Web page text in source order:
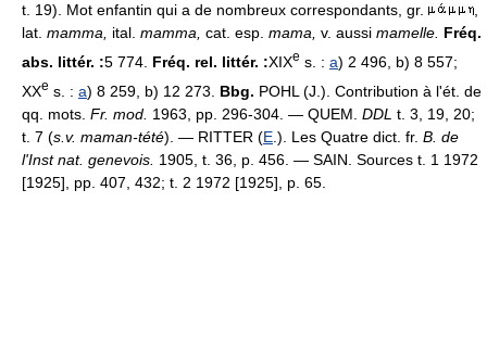
t. 19). Mot enfantin qui a de nombreux correspondants, gr.
,
lat. mamma, ital. mamma, cat. esp. mama, v. aussi mamelle. Fréq.
abs. littér. :5 774. Fréq. rel. littér. :XIXe s. : a) 2 496, b) 8 557;
XXe s. : a) 8 259, b) 12 273. Bbg. POHL (J.). Contribution à l'ét. de
qq. mots. Fr. mod. 1963, pp. 296-304. — QUEM. DDL t. 3, 19, 20;
t. 7 (s.v. maman-tété). — RITTER (E .). Les Quatre dict. fr. B. de
l'Inst nat. genevois. 1905, t. 36, p. 456. — SAIN. Sources t. 1 1972
[1925], pp. 407, 432; t. 2 1972 [1925], p. 65.